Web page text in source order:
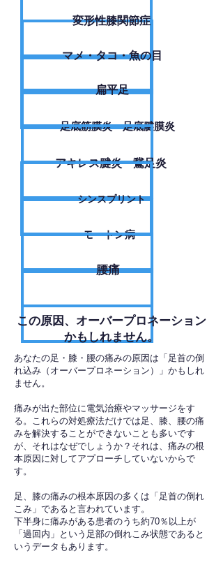
変形性膝関節症
​マメ・タコ・魚の目
扁平足
足底筋膜炎・足底腱膜炎
アキレス腱炎・鵞足炎
シンスプリント
モートン病
腰痛
​この原因、オーバープロネーション
かもしれません。
あなたの足・膝・腰の痛みの原因は「足首の倒
れ込み（オーバープロネーション）」かもしれ
ません。
痛みが出た部位に電気治療やマッサージをす
る。これらの対処療法だけでは足、膝、腰の痛
みを解決することができないことも多いです
が、それはなぜでしょうか？それは、痛みの根
本原因に対してアプローチしていないからで
す。
足、膝の痛みの根本原因の多くは「足首の倒れ
こみ」であると言われています。
下半身に痛みがある患者のうち約70％以上が
「過回内」という足部の倒れこみ状態であると
いうデータもあります。